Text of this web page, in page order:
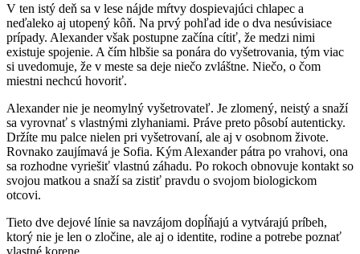
V ten istý deň sa v lese nájde mŕtvy dospievajúci chlapec a
neďaleko aj utopený kôň. Na prvý pohľad ide o dva nesúvisiace
prípady. Alexander však postupne začína cítiť, že medzi nimi
existuje spojenie. A čím hlbšie sa ponára do vyšetrovania, tým viac
si uvedomuje, že v meste sa deje niečo zvláštne. Niečo, o čom
miestni nechcú hovoriť.
Alexander nie je neomylný vyšetrovateľ. Je zlomený, neistý a snaží
sa vyrovnať s vlastnými zlyhaniami. Práve preto pôsobí autenticky.
Držíte mu palce nielen pri vyšetrovaní, ale aj v osobnom živote.
Rovnako zaujímavá je Sofia. Kým Alexander pátra po vrahovi, ona
sa rozhodne vyriešiť vlastnú záhadu. Po rokoch obnovuje kontakt so
svojou matkou a snaží sa zistiť pravdu o svojom biologickom
otcovi.
Tieto dve dejové línie sa navzájom dopĺňajú a vytvárajú príbeh,
ktorý nie je len o zločine, ale aj o identite, rodine a potrebe poznať
vlastné korene.